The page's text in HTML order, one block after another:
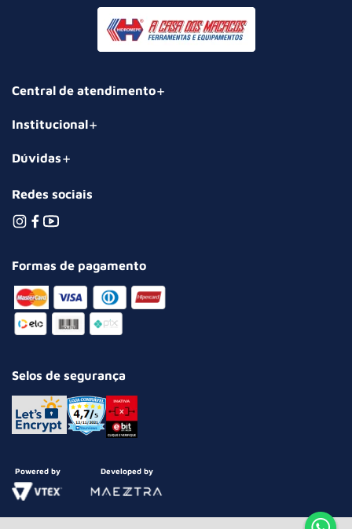
Central de atendimento
Institucional
Dúvidas
Redes sociais
Formas de pagamento
Selos de segurança
Powered by Developed by